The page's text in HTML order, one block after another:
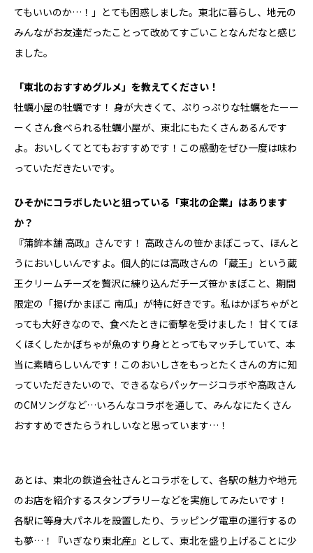
てもいいのか…！」とても困惑しました。東北に暮らし、地元の
みんながお友達だったことって改めてすごいことなんだなと感じ
ました。
――「東北のおすすめグルメ」を教えてください！
牡蠣小屋の牡蠣です！ 身が大きくて、ぷりっぷりな牡蠣をたーー
ーくさん食べられる牡蠣小屋が、東北にもたくさんあるんです
よ。おいしくてとてもおすすめです！この感動をぜひ一度は味わ
っていただきたいです。
――ひそかにコラボしたいと狙っている「東北の企業」はあります
か？
『蒲鉾本舗 高政』さんです！ 高政さんの笹かまぼこって、ほんと
うにおいしいんですよ。個人的には高政さんの「蔵王」という蔵
王クリームチーズを贅沢に練り込んだチーズ笹かまぼこと、期間
限定の「揚げかまぼこ 南瓜」が特に好きです。私はかぼちゃがと
っても大好きなので、食べたときに衝撃を受けました！ 甘くてほ
くほくしたかぼちゃが魚のすり身ととってもマッチしていて、本
当に素晴らしいんです！このおいしさをもっとたくさんの方に知
っていただきたいので、できるならパッケージコラボや高政さん
のCMソングなど…いろんなコラボを通して、みんなにたくさん
おすすめできたらうれしいなと思っています…！
あとは、東北の鉄道会社さんとコラボをして、各駅の魅力や地元
のお店を紹介するスタンプラリーなどを実施してみたいです！
各駅に等身大パネルを設置したり、ラッピング電車の運行するの
も夢…！『いぎなり東北産』として、東北を盛り上げることに少